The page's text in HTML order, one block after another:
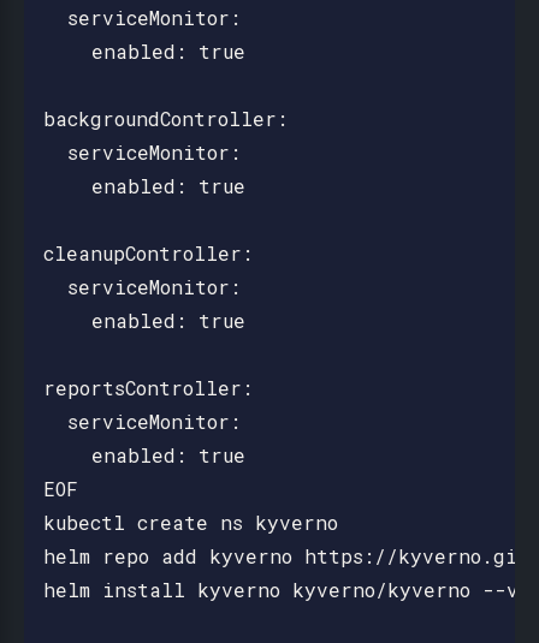
  serviceMonitor:
    enabled: true
backgroundController:
  serviceMonitor:
    enabled: true
cleanupController:
  serviceMonitor:
    enabled: true
reportsController:
  serviceMonitor:
    enabled: true
EOF
kubectl create ns kyverno
helm repo add kyverno https://
helm install kyverno kyverno/kyverno --